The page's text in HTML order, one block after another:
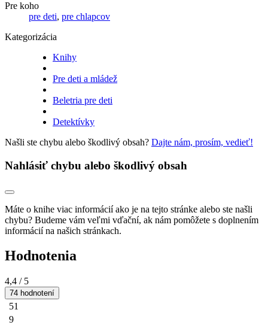
Pre koho
pre deti, pre chlapcov
Kategorizácia
Knihy
Pre deti a mládež
Beletria pre deti
Detektívky
Našli ste chybu alebo škodlivý obsah? Dajte nám, prosím, vedieť!
Nahlásiť chybu alebo škodlivý obsah
Máte o knihe viac informácií ako je na tejto stránke alebo ste našli
chybu? Budeme vám veľmi vďační, ak nám pomôžete s doplnením
informácií na našich stránkach.
Hodnotenia
4,4 / 5
74 hodnotení
51
9